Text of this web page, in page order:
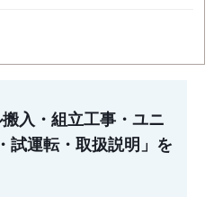
入・組立工事・ユニ
試運転・取扱説明」を